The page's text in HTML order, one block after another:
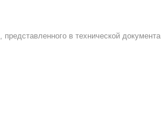
в технической